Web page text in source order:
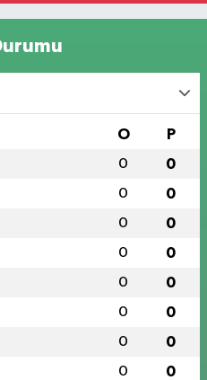
O P
0 0
0 0
0 0
0 0
0 0
0 0
0 0
0 0